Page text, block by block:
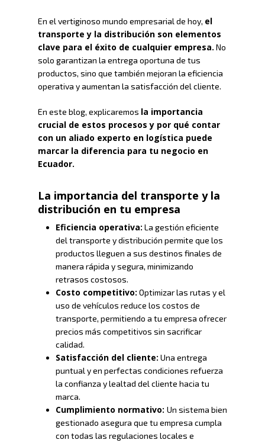
En el vertiginoso mundo empresarial de hoy, el
transporte y la distribución son elementos
clave para el éxito de cualquier empresa. No
solo garantizan la entrega oportuna de tus
productos, sino que también mejoran la eficiencia
operativa y aumentan la satisfacción del cliente.
En este blog, explicaremos la importancia
crucial de estos procesos y por qué contar
con un aliado experto en logística puede
marcar la diferencia para tu negocio en
Ecuador.
La importancia del transporte y la
distribución en tu empresa
Eficiencia operativa: La gestión eficiente
del transporte y distribución permite que los
productos lleguen a sus destinos finales de
manera rápida y segura, minimizando
retrasos costosos.
Costo competitivo: Optimizar las rutas y el
uso de vehículos reduce los costos de
transporte, permitiendo a tu empresa ofrecer
precios más competitivos sin sacrificar
calidad.
Satisfacción del cliente: Una entrega
puntual y en perfectas condiciones refuerza
la confianza y lealtad del cliente hacia tu
marca.
Cumplimiento normativo: Un sistema bien
gestionado asegura que tu empresa cumpla
con todas las regulaciones locales e